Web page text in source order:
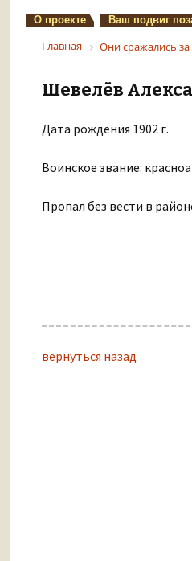
О проекте Ваш подвиг
Главная Они сражались
Шевелёв
Дата рождения 1902 г.
Воинское звание:
Пропал без вести в
вернуться назад